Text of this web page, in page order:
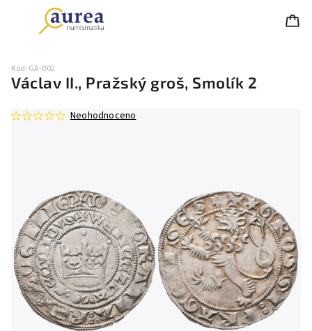
Václav II., Pražský groš, Smolík 2
Kód: GA-B02
Neohodnoceno